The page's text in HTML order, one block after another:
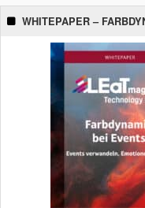
WHITEPAPER –